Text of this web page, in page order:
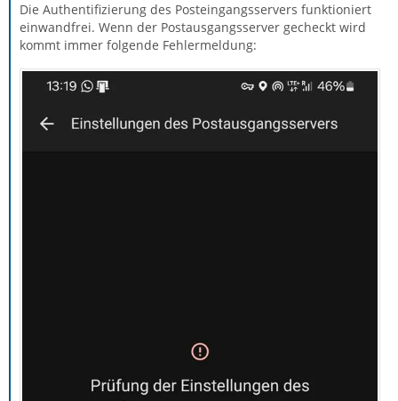
Die Authentifizierung des Posteingangsservers funktioniert
einwandfrei. Wenn der Postausgangsserver gecheckt wird
kommt immer folgende Fehlermeldung: